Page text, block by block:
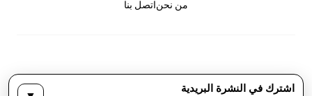
من نحن اتصل بنا
اشترك في النشرة البريدية